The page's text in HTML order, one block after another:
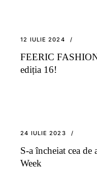
12 IULIE 2024
FEERIC
ediția 16!
24 IULIE 2023
S-a încheiat cea de
Week